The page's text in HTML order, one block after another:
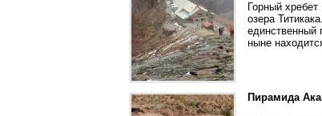
Горный
озера
единственный
ныне
Пирамида